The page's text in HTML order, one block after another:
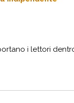
i lettori